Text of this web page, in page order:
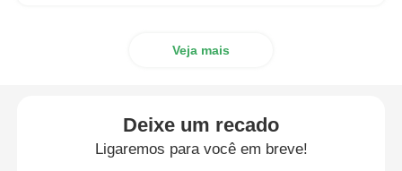
Veja mais
Deixe um recado
Ligaremos para você em breve!